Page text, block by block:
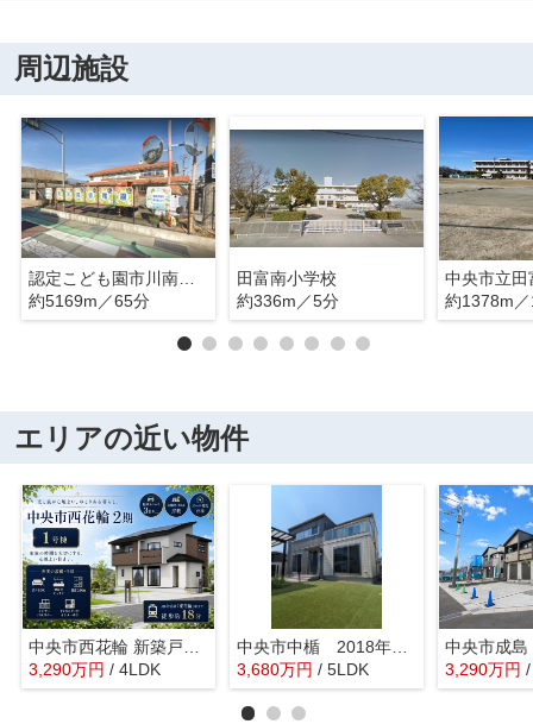
周辺施設
認定こども園市川南幼稚園
約5169m／65分
田富南小学校
約336m／5分
中央市立田
約1378m
エリアの近い物件
3,290万円 / 4LDK
中央市中楯 2018年築中古戸建 セキスイハイム施工 太陽光パネル
3,680万円 / 5LDK 3,290万円